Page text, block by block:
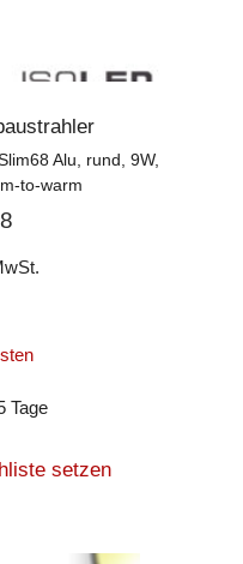
Alu, rund, 9W,
to-warm
Tage
setzen